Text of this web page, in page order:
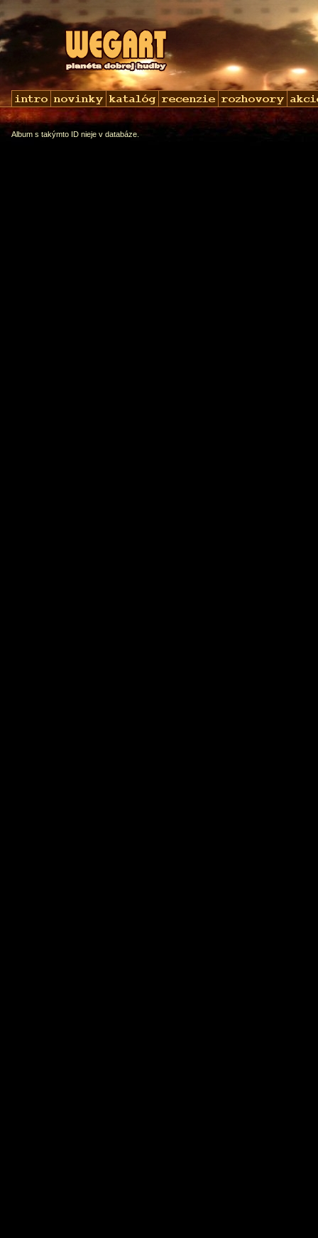
Album s takýmto ID nieje v databáze.